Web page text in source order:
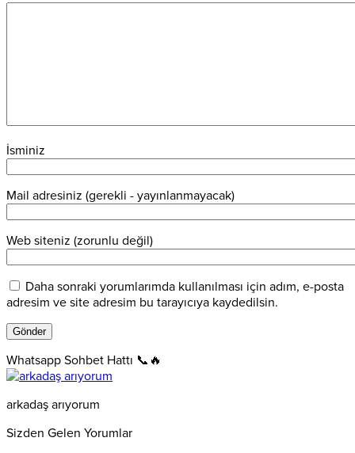
İsminiz
Mail adresiniz (gerekli - yayınlanmayacak)
Web siteniz (zorunlu değil)
Daha sonraki yorumlarımda kullanılması için adım, e-posta
adresim ve site adresim bu tarayıcıya kaydedilsin.
Whatsapp Sohbet Hattı 📞🔥
arkadaş arıyorum
Sizden Gelen Yorumlar